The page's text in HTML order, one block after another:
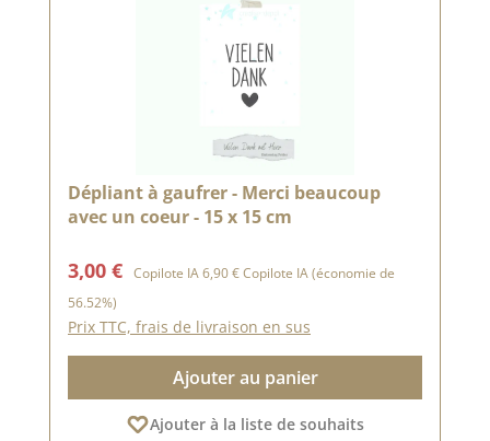
Dépliant à gaufrer - Merci beaucoup
avec un coeur - 15 x 15 cm
Prix de vente :
3,00 € Copilote IA Prix régulier :
6,90 €Copilote IA(économie de
56.52%)
Prix TTC, frais de livraison en sus
Ajouter au panier
Ajouter à la liste de souhaits